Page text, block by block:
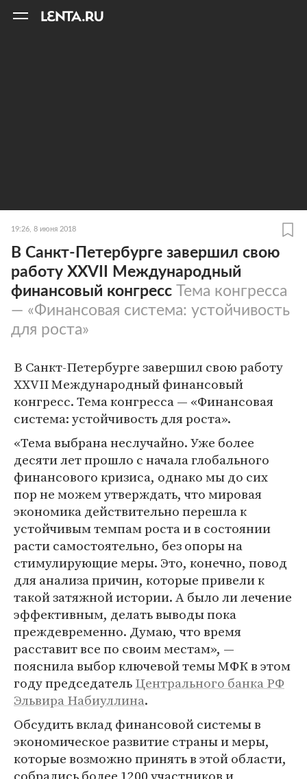
19:26, 8 июня 2018
В Санкт-Петербурге завершил свою
работу XXVII Международный
финансовый конгресс Тема конгресса
— «Финансовая система: устойчивость
для роста»
В Санкт-Петербурге завершил свою работу
XXVII Международный финансовый
конгресс. Тема конгресса — «Финансовая
система: устойчивость для роста».
«Тема выбрана неслучайно. Уже более
десяти лет прошло с начала глобального
финансового кризиса, однако мы до сих
пор не можем утверждать, что мировая
экономика действительно перешла к
устойчивым темпам роста и в состоянии
расти самостоятельно, без опоры на
стимулирующие меры. Это, конечно, повод
для анализа причин, которые привели к
такой затяжной истории. А было ли лечение
эффективным, делать выводы пока
преждевременно. Думаю, что время
расставит все по своим местам», —
пояснила выбор ключевой темы МФК в этом
году председательЦентрального банка РФ
Эльвира Набиуллина.
Обсудить вклад финансовой системы в
экономическое развитие страны и меры,
которые возможно принять в этой области,